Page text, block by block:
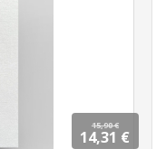
15,90 €
14,31 €